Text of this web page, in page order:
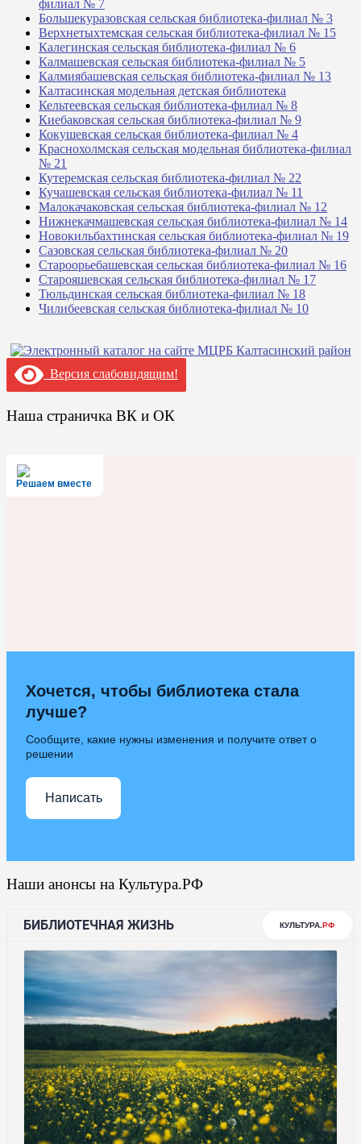
филиал № 7
Большекуразовская сельская библиотека-филиал № 3
Верхнетыхтемская сельская библиотека-филиал № 15
Калегинская сельская библиотека-филиал № 6
Калмашевская сельская библиотека-филиал № 5
Калмиябашевская сельская библиотека-филиал № 13
Калтасинская модельная детская библиотека
Кельтеевская сельская библиотека-филиал № 8
Киебаковская сельская библиотека-филиал № 9
Кокушевская сельская библиотека-филиал № 4
Краснохолмская сельская модельная библиотека-филиал
№ 21
Кутеремская сельская библиотека-филиал № 22
Кучашевская сельская библиотека-филиал № 11
Малокачаковская сельская библиотека-филиал № 12
Нижнекачмашевская сельская библиотека-филиал № 14
Новокильбахтинская сельская библиотека-филиал № 19
Сазовская сельская библиотека-филиал № 20
Староорьебашевская сельская библиотека-филиал № 16
Старояшевская сельская библиотека-филиал № 17
Тюльдинская сельская библиотека-филиал № 18
Чилибеевская сельская библиотека-филиал № 10
Версия слабовидящим!
Наша страничка ВК и ОК
Решаем вместе
Хочется, чтобы библиотека стала
лучше?
Сообщите, какие нужны изменения и получите ответ о
решении
Написать
Наши анонсы на Культура.РФ